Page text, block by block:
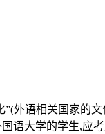
外语相关国家的
语大学的学生,应